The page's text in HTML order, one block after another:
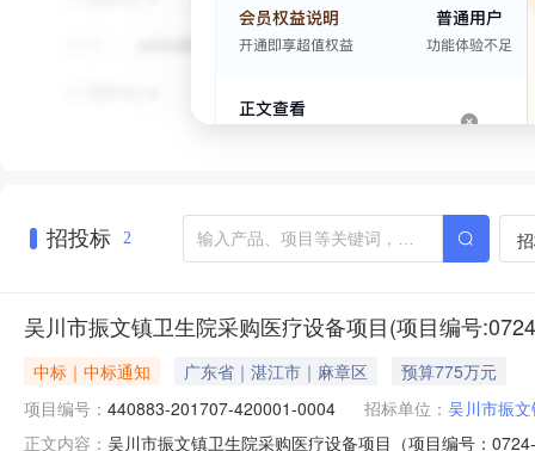
招投标 2
吴川市振文镇卫生院采购医疗设备项目(项目编号
中标｜中标通知 广东省｜湛江市｜麻章区
预算775万元
项目编号： 440883-201707-420001-0004 招标单位： 吴川市振
正文内容： 吴川市振文镇卫生院采购医疗设备项目（项目编号：